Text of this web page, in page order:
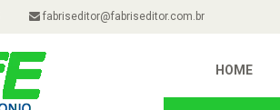
fabriseditor@fabriseditor.com.br
HOME